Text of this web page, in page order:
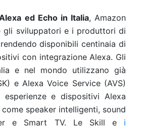
ed Echo in Italia, Amazon
gli sviluppatori e i produttori di
disponibili centinaia di
con integrazione Alexa. Gli
e nel mondo utilizzano già
e Alexa Voice Service (AVS)
e dispositivi Alexa
speaker intelligenti, sound
e Smart TV. Le Skill e i